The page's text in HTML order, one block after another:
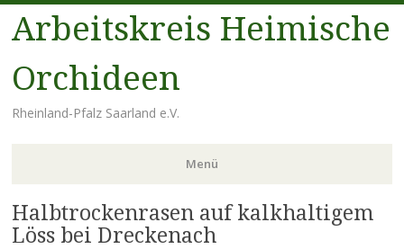
Arbeitskreis Heimische
Orchideen
Rheinland-Pfalz Saarland e.V.
Menü
Zum
Inhalt
Halbtrockenrasen auf kalkhaltigem
Löss bei Dreckenach